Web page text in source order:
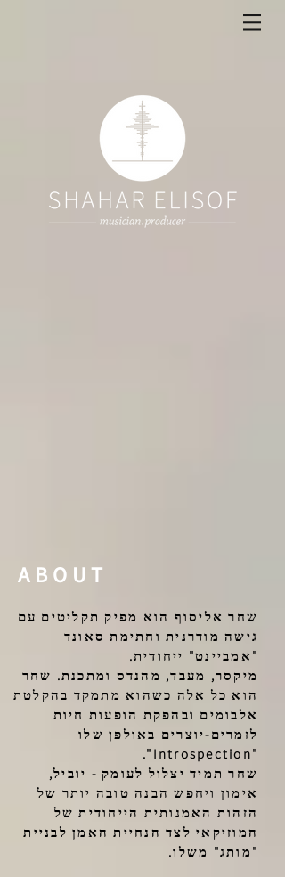
ABOUT
שחר אליסוף הוא מפיק תקליטים עם
גישה מודרנית וחתימת סאונד
"אמביינט" ייחודית.
מיקסר, מעבד, מהנדס ומתכנת. שחר
הוא כל אלה כשהוא מתמקד בהקלטת
אלבומים ובהפקת הופעות חיות
לזמרים-יוצרים באולפן שלו
"Introspection".
שחר תמיד יצלול לעומק - יוביל,
אימון ויחפש הבנה טובה יותר של
הזהות האמנותית הייחודית של
המוזיקאי לצד הנחיית האמן לבניית
"מותג" משלו.